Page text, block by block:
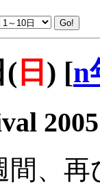
( 日 ) [n
間、